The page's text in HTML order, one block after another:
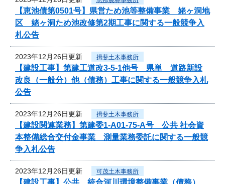
【恵池債第0501号】県営ため池等整備事業 姥ヶ洞地
区 姥ヶ洞ため池改修第2期工事に関する一般競争入
札公告
2023年12月26日更新 揖斐土木事務所
【建設工事】第建工道改3-5-1他号 県単 道路新設
改良（一般分）他（債務）工事に関する一般競争入札
公告
2023年12月26日更新 揖斐土木事務所
【建設関連業務】第建委1-A01-75-A号 公共 社会資
本整備総合交付金事業 測量業務委託に関する一般競
争入札公告
2023年12月26日更新 可茂土木事務所
【建設工事】公共 統合河川環境整備事業（債務）